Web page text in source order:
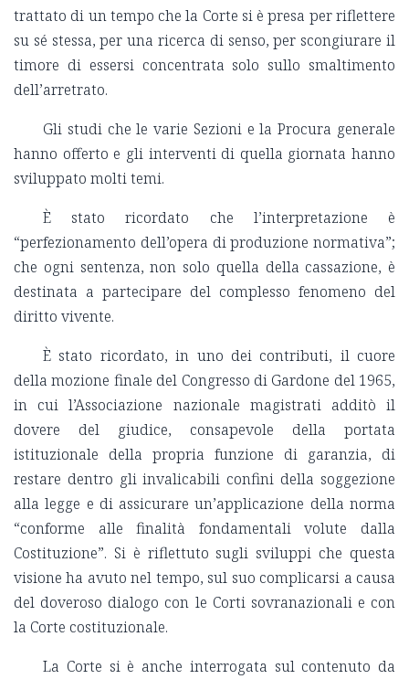
trattato di un tempo che la Corte si è presa per riflettere
su sé stessa, per una ricerca di senso, per scongiurare il
timore di essersi concentrata solo sullo smaltimento
dell’arretrato.
Gli studi che le varie Sezioni e la Procura generale
hanno offerto e gli interventi di quella giornata hanno
sviluppato molti temi.
È stato ricordato che l’interpretazione è
“perfezionamento dell’opera di produzione normativa”;
che ogni sentenza, non solo quella della cassazione, è
destinata a partecipare del complesso fenomeno del
diritto vivente.
È stato ricordato, in uno dei contributi, il cuore
della mozione finale del Congresso di Gardone del 1965,
in cui l’Associazione nazionale magistrati additò il
dovere del giudice, consapevole della portata
istituzionale della propria funzione di garanzia, di
restare dentro gli invalicabili confini della soggezione
alla legge e di assicurare un’applicazione della norma
“conforme alle finalità fondamentali volute dalla
Costituzione”. Si è riflettuto sugli sviluppi che questa
visione ha avuto nel tempo, sul suo complicarsi a causa
del doveroso dialogo con le Corti sovranazionali e con
la Corte costituzionale.
La Corte si è anche interrogata sul contenuto da